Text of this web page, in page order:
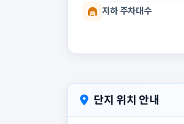
지하 주차대수
단지 위치 안내